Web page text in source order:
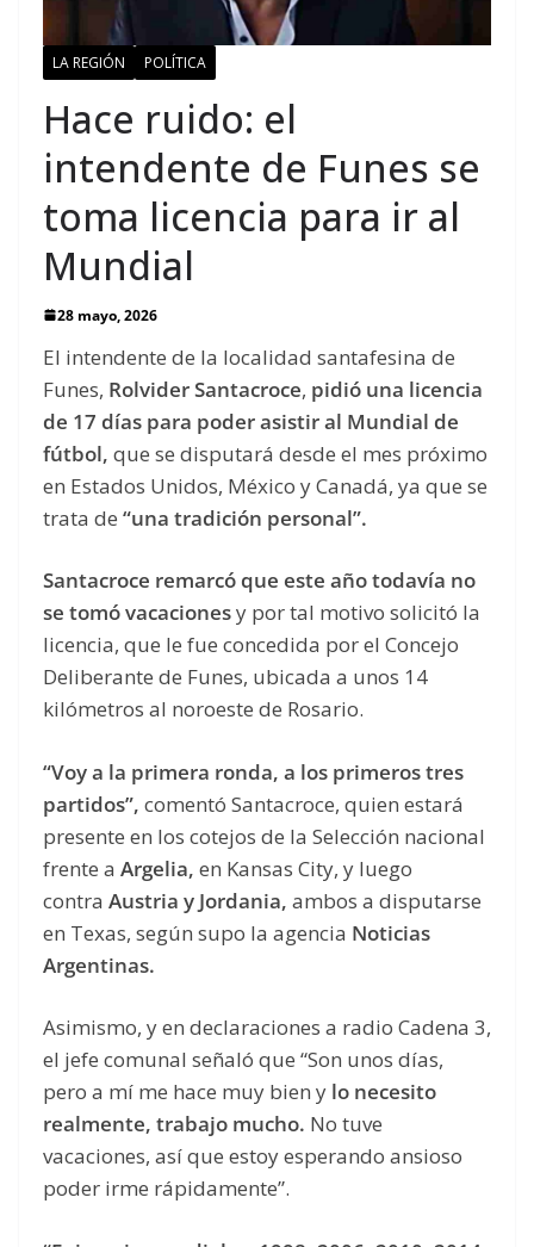
LA REGIÓN POLÍTICA
Hace ruido: el
intendente de Funes se
toma licencia para ir al
Mundial
28 mayo, 2026
El intendente de la localidad santafesina de
Funes, Rolvider Santacroce, pidió una licencia
de 17 días para poder asistir al Mundial de
fútbol, que se disputará desde el mes próximo
en Estados Unidos, México y Canadá, ya que se
trata de “una tradición personal”.
Santacroce remarcó que este año todavía no
se tomó vacacionesy por tal motivo solicitó la
licencia, que le fue concedida por el Concejo
Deliberante de Funes, ubicada a unos 14
kilómetros al noroeste de Rosario.
“Voy a la primera ronda, a los primeros tres
partidos”, comentó Santacroce, quien estará
presente en los cotejos de la Selección nacional
frente a Argelia, en Kansas City, y luego
contra Austria y Jordania, ambos a disputarse
en Texas, según supo la agencia Noticias
Argentinas.
Asimismo, y en declaraciones a radio Cadena 3,
el jefe comunal señaló que “Son unos días,
pero a mí me hace muy bien y lo necesito
realmente, trabajo mucho. No tuve
vacaciones, así que estoy esperando ansioso
poder irme rápidamente”.